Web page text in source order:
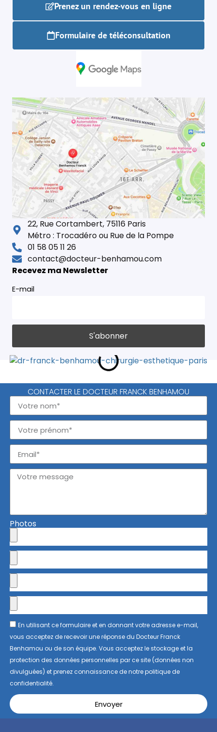
Prenez un rendez-vous en ligne
Formulaire de téléconsultation
22, Rue Cortambert, 75116 Paris
Métro : Trocadéro ou Rue de la Pompe
01 58 05 11 26
contact@docteur-benhamou.com
Recevez ma Newsletter
E-mail
CONTACTER LE DOCTEUR FRANCK BENHAMOU
Photos
En utilisant ce formulaire et en donnant votre adresse e-mail,
vous acceptez de recevoir une réponse du Docteur Franck
Benhamou ou de son équipe. Vous acceptez le stockage et la
protection des données personnelles par ce site (données non
divulguées) et prenez connaissance de notre politique de
confidentialité.
Envoyer